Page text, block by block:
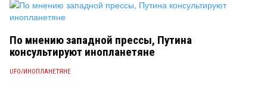
По мнению западной прессы, Путина
консультируют инопланетяне
UFO/ИНОПЛАНЕТЯНЕ